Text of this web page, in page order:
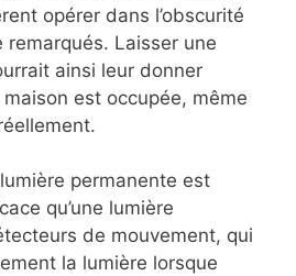
opérer dans l’obscurité
Laisser une
ainsi leur donner
maison est occupée, même
permanente est
qu’une lumière
de mouvement, qui
la lumière lorsque